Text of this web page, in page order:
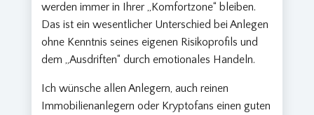
werden immer in Ihrer „Komfortzone“ bleiben.
Das ist ein wesentlicher Unterschied bei Anlegen
ohne Kenntnis seines eigenen Risikoprofils und
dem „Ausdriften“ durch emotionales Handeln.
Ich wünsche allen Anlegern, auch reinen
Immobilienanlegern oder Kryptofans einen guten